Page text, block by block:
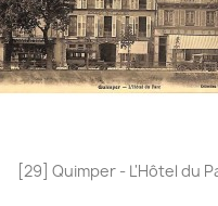
Aperçu rapide
[29] Quimper - L'Hôtel du